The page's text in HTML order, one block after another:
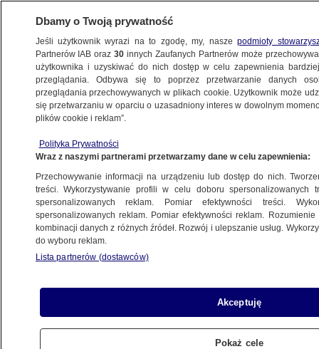
BIZNES
NAJNOWSZE
15.12.2022, 21:58
Udostępnij
Dbamy o Twoją prywatność
Jeśli użytkownik wyrazi na to zgodę, my, naszepodmioty
Partnerów IAB oraz30 innych Zaufanych Partnerów może
użytkownika i uzyskiwać do nich dostęp w celu zapewnienia
przeglądania. Odbywa się to poprzez przetwarzanie danych
przeglądania przechowywanych w plikach cookie. Użytkownik może
się przetwarzaniu w oparciu o uzasadniony interes w dowolnym
plików cookie i reklam”.
Polityka Prywatności
Wraz z naszymi partnerami przetwarzamy dane w celu zapewnienia:
Przechowywanie informacji na urządzeniu lub dostęp do nich.
treści. Wykorzystywanie profili w celu doboru spersonalizowanych
spersonalizowanych reklam. Pomiar efektywności treści.
spersonalizowanych reklam. Pomiar efektywności reklam.
kombinacji danych z różnych źródeł. Rozwój i ulepszanie usług.
do wyboru reklam.
Lista partnerów (dostawców)
Akceptuję
Pokaż cele